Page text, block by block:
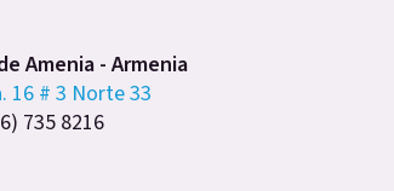
Amenia - Armenia
16 # 3 Norte 33
735 8216